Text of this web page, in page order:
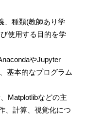
、種類(教師あり学
使用する目的を学
やJupyter
基本的なプログラム
、 Matplotlibなどの主
、計算、視覚化につ